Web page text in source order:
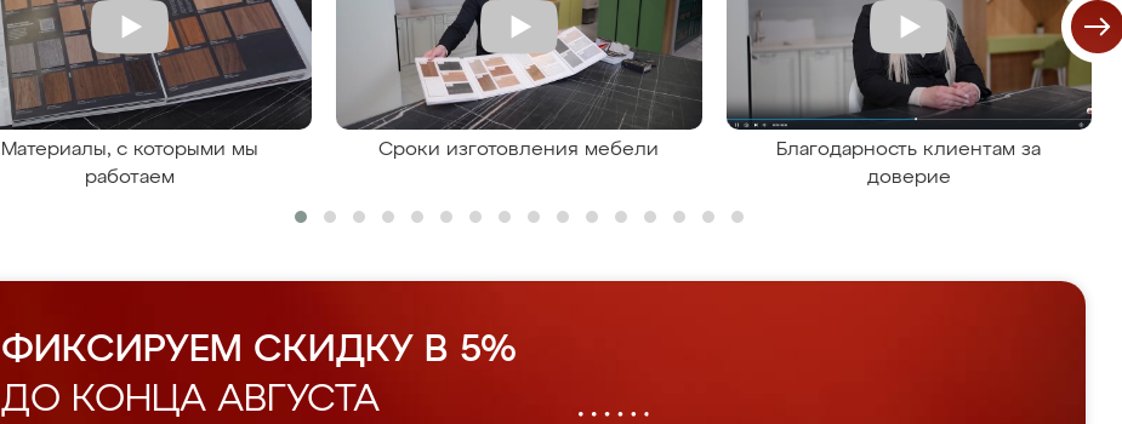
Материалы, с которыми мы
работаем
Сроки изготовления мебели
Благодарность клиентам за
доверие
ФИКСИРУЕМ СКИДКУ В 5%
ДО КОНЦА АВГУСТА